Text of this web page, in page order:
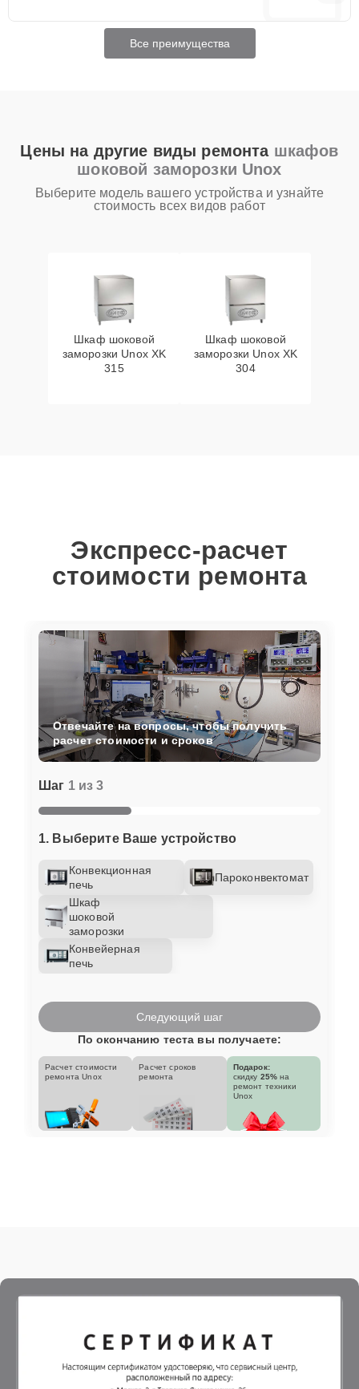
Все преимущества
Цены на другие виды ремонта шкафов
шоковой заморозки Unox
Выберите модель вашего устройства и узнайте
стоимость всех видов работ
Шкаф шоковой
заморозки Unox XK
315
Шкаф шоковой
заморозки Unox XK
304
Экспресс-расчет
стоимости ремонта
Шаг 1 из 3
1. Выберите Ваше устройство
Конвекционная
печь
Пароконвектомат
Шкаф
шоковой
заморозки
Конвейерная
печь
Отвечайте на вопросы, чтобы получить
расчет стоимости и сроков
Следующий шаг
По окончанию теста вы получаете:
Расчет стоимости
ремонта Unox
Расчет сроков
ремонта
Подарок:
скидку 25% на
ремонт техники
Unox